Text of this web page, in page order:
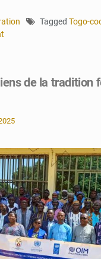
Tagged Togo-
de la tradition